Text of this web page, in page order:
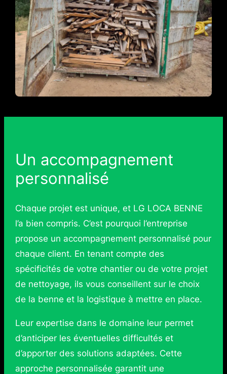
Un accompagnement
personnalisé
Chaque projet est unique, et LG LOCA BENNE
l’a bien compris. C’est pourquoi l’entreprise
propose un accompagnement personnalisé pour
chaque client. En tenant compte des
spécificités de votre chantier ou de votre projet
de nettoyage, ils vous conseillent sur le choix
de la benne et la logistique à mettre en place.
Leur expertise dans le domaine leur permet
d’anticiper les éventuelles difficultés et
d’apporter des solutions adaptées. Cette
approche personnalisée garantit une